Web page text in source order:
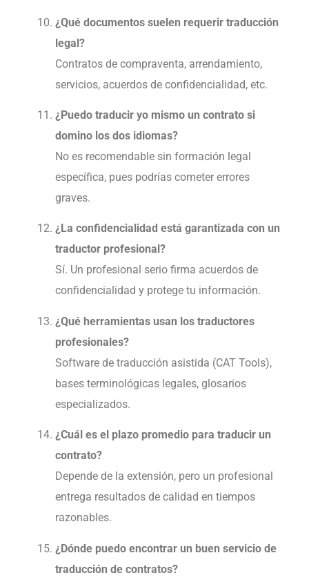
¿Qué documentos suelen requerir traducción
legal?
Contratos de compraventa, arrendamiento,
servicios, acuerdos de confidencialidad, etc.
¿Puedo traducir yo mismo un contrato si
domino los dos idiomas?
No es recomendable sin formación legal
específica, pues podrías cometer errores
graves.
¿La confidencialidad está garantizada con un
traductor profesional?
Sí. Un profesional serio firma acuerdos de
confidencialidad y protege tu información.
¿Qué herramientas usan los traductores
profesionales?
Software de traducción asistida (CAT Tools),
bases terminológicas legales, glosarios
especializados.
¿Cuál es el plazo promedio para traducir un
contrato?
Depende de la extensión, pero un profesional
entrega resultados de calidad en tiempos
razonables.
¿Dónde puedo encontrar un buen servicio de
traducción de contratos?